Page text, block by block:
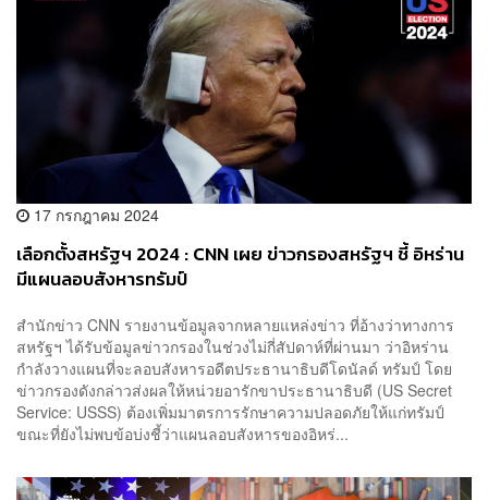
17 กรกฎาคม 2024
เลือกตั้งสหรัฐฯ 2024 : CNN เผย ข่าวกรองสหรัฐฯ ชี้ อิหร่าน
มีแผนลอบสังหารทรัมป์
สำนักข่าว CNN รายงานข้อมูลจากหลายแหล่งข่าว ที่อ้างว่าทางการ
สหรัฐฯ ได้รับข้อมูลข่าวกรองในช่วงไม่กี่สัปดาห์ที่ผ่านมา ว่าอิหร่าน
กำลังวางแผนที่จะลอบสังหารอดีตประธานาธิบดีโดนัลด์ ทรัมป์ โดย
ข่าวกรองดังกล่าวส่งผลให้หน่วยอารักขาประธานาธิบดี (US Secret
Service: USSS) ต้องเพิ่มมาตรการรักษาความปลอดภัยให้แก่ทรัมป์
ขณะที่ยังไม่พบข้อบ่งชี้ว่าแผนลอบสังหารของอิหร่...